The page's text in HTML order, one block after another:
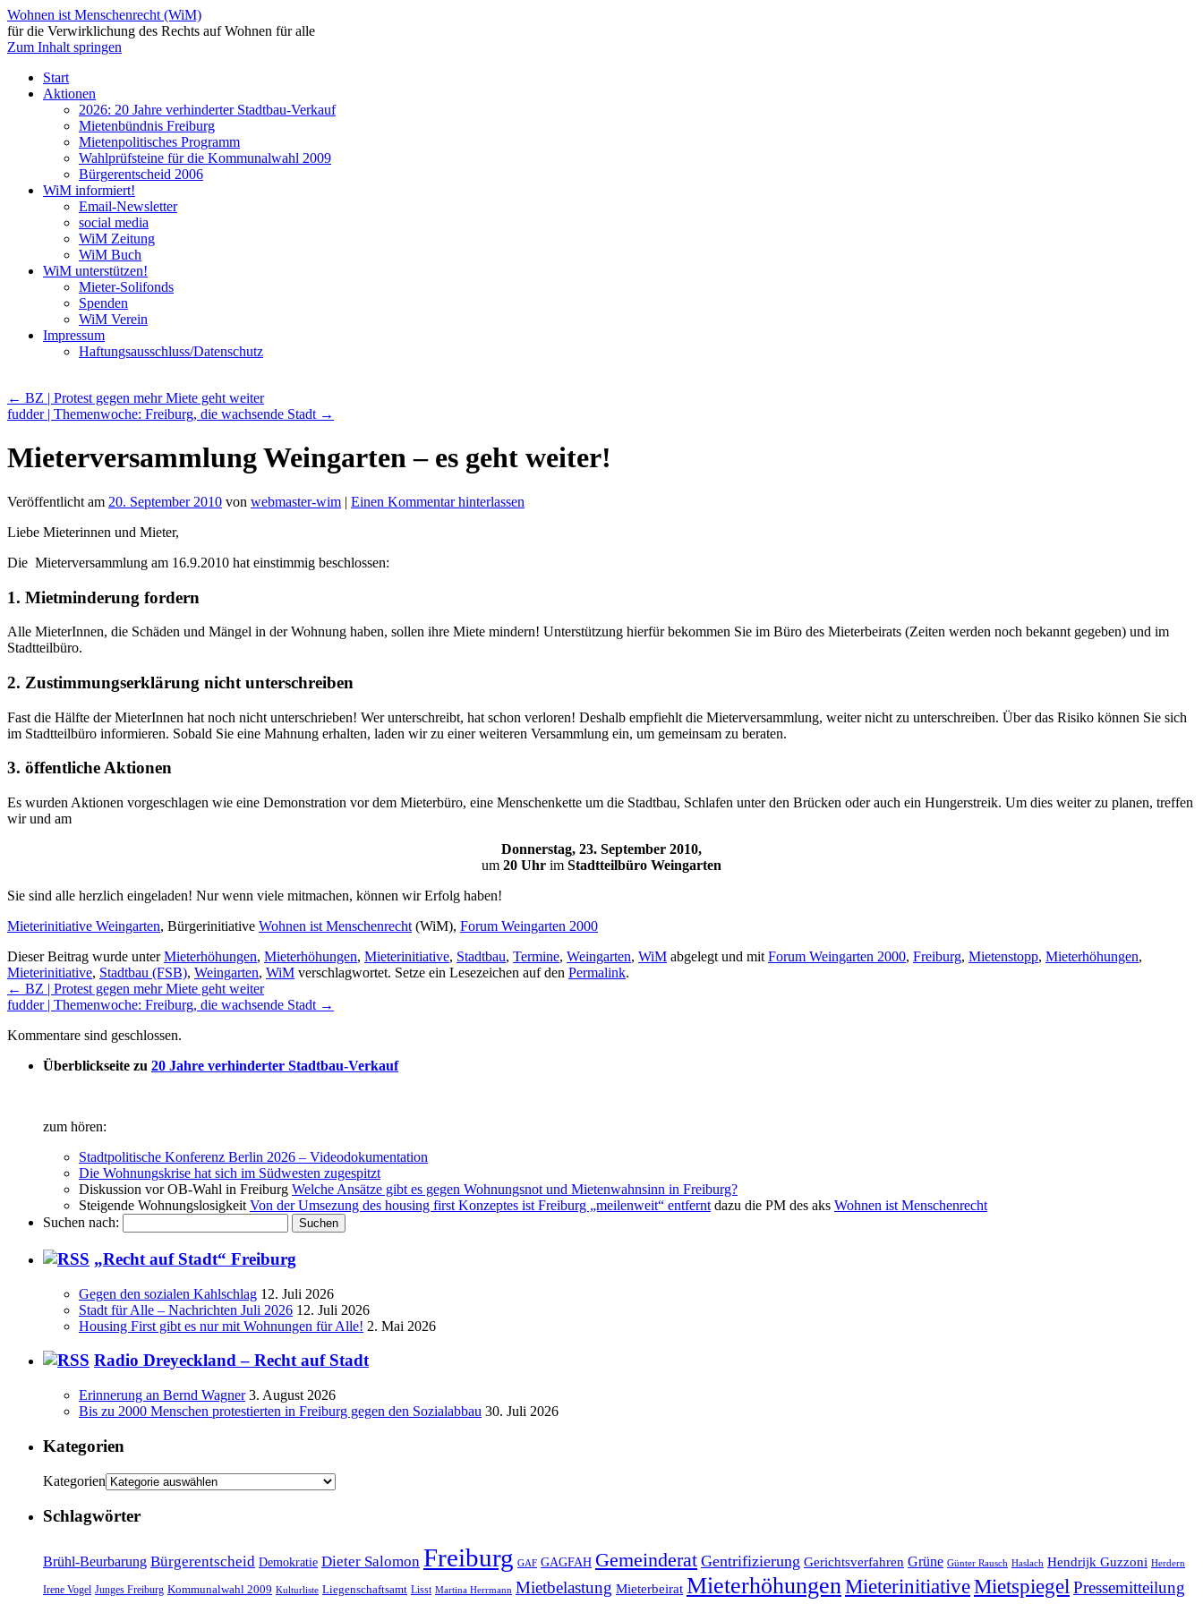
Wohnen ist Menschenrecht (WiM)
für die Verwirklichung des Rechts auf Wohnen für alle
Zum Inhalt springen
Start
Aktionen
2026: 20 Jahre verhinderter Stadtbau-Verkauf
Mietenbündnis Freiburg
Mietenpolitisches Programm
Wahlprüfsteine für die Kommunalwahl 2009
Bürgerentscheid 2006
WiM informiert!
Email-Newsletter
social media
WiM Zeitung
WiM Buch
WiM unterstützen!
Mieter-Solifonds
Spenden
WiM Verein
Impressum
Haftungsausschluss/Datenschutz
← BZ | Protest gegen mehr Miete geht weiter
fudder | Themenwoche: Freiburg, die wachsende Stadt →
Mieterversammlung Weingarten – es geht weiter!
Veröffentlicht am 20. September 2010 von webmaster-wim | Einen Kommentar hinterlassen
Liebe Mieterinnen und Mieter,
Die Mieterversammlung am 16.9.2010 hat einstimmig beschlossen:
1. Mietminderung fordern
Alle MieterInnen, die Schäden und Mängel in der Wohnung haben, sollen ihre Miete mindern! Unterstützung hierfür bekommen Sie im Büro des Mieterbeirats (Zeiten werden noch bekannt gegeben) und im
Stadtteilbüro.
2. Zustimmungserklärung nicht unterschreiben
Fast die Hälfte der MieterInnen hat noch nicht unterschrieben! Wer unterschreibt, hat schon verloren! Deshalb empfiehlt die Mieterversammlung, weiter nicht zu unterschreiben. Über das Risiko können Sie sich
im Stadtteilbüro informieren. Sobald Sie eine Mahnung erhalten, laden wir zu einer weiteren Versammlung ein, um gemeinsam zu beraten.
3. öffentliche Aktionen
Es wurden Aktionen vorgeschlagen wie eine Demonstration vor dem Mieterbüro, eine Menschenkette um die Stadtbau, Schlafen unter den Brücken oder auch ein Hungerstreik. Um dies weiter zu planen, treffen
wir und am
Donnerstag, 23. September 2010,
um 20 Uhr im Stadtteilbüro Weingarten
Sie sind alle herzlich eingeladen! Nur wenn viele mitmachen, können wir Erfolg haben!
Mieterinitiative Weingarten, Bürgerinitiative Wohnen ist Menschenrecht (WiM), Forum Weingarten 2000
Dieser Beitrag wurde unterMieterhöhungen, Mieterhöhungen, Mieterinitiative, Stadtbau, Termine, Weingarten, WiM abgelegt und mit Forum Weingarten 2000, Freiburg, Mietenstopp, Mieterhöhungen,
Mieterinitiative, Stadtbau (FSB), Weingarten, WiM verschlagwortet. Setze ein Lesezeichen auf den Permalink.
← BZ | Protest gegen mehr Miete geht weiter
fudder | Themenwoche: Freiburg, die wachsende Stadt →
Kommentare sind geschlossen.
Überblickseite zu 20 Jahre verhinderter Stadtbau-Verkauf
zum hören:
Stadtpolitische Konferenz Berlin 2026 – Videodokumentation
Die Wohnungskrise hat sich im Südwesten zugespitzt
Diskussion vor OB-Wahl in Freiburg Welche Ansätze gibt es gegen Wohnungsnot und Mietenwahnsinn in Freiburg?
Steigende Wohnungslosigkeit Von der Umsezung des housing first Konzeptes ist Freiburg „meilenweit“ entfernt dazu die PM des aks Wohnen ist Menschenrecht
Suchen nach:
„Recht auf Stadt“ Freiburg
Gegen den sozialen Kahlschlag 12. Juli 2026
Stadt für Alle – Nachrichten Juli 2026 12. Juli 2026
Housing First gibt es nur mit Wohnungen für Alle! 2. Mai 2026
Radio Dreyeckland – Recht auf Stadt
Erinnerung an Bernd Wagner 3. August 2026
Bis zu 2000 Menschen protestierten in Freiburg gegen den Sozialabbau 30. Juli 2026
Kategorien
Kategorien
Schlagwörter
Brühl-Beurbarung Bürgerentscheid Demokratie Dieter Salomon Freiburg GAF GAGFAH Gemeinderat Gentrifizierung Gerichtsverfahren Grüne Günter Rausch Haslach Hendrijk Guzzoni Herdern
Irene Vogel Junges Freiburg Kommunalwahl 2009 Kulturliste Liegenschaftsamt Lisst Martina Herrmann Mietbelastung Mieterbeirat MieterhöhungenMieterinitiativeMietspiegel Pressemitteilung